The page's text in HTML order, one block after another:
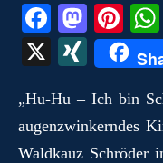
Fa
ce
bo
ok
M
as
to
do
n
Pi
nt
er
es
t
X
X
N
G
„Hu‑Hu – Ich bin
augenzwinkerndes
Waldkauz